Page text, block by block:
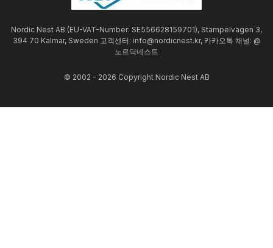
Nordic Nest AB (EU-VAT-Number: SE556628159701), Stämpelvägen 3,
394 70 Kalmar, Sweden 고객센터: info@nordicnest.kr, 카카오톡 채널: @
노르딕네스트
© 2002 - 2026 Copyright Nordic Nest AB